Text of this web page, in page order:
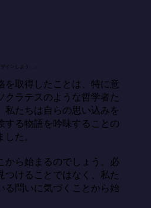
インしよう。」
を取得したことは、特に意
クラテスのような哲学者た
私たちは自らの思い込みを
する物語を吟味することの
た。
から始まるのでしょう。必
つけることではなく、私た
る問いに気づくことから始